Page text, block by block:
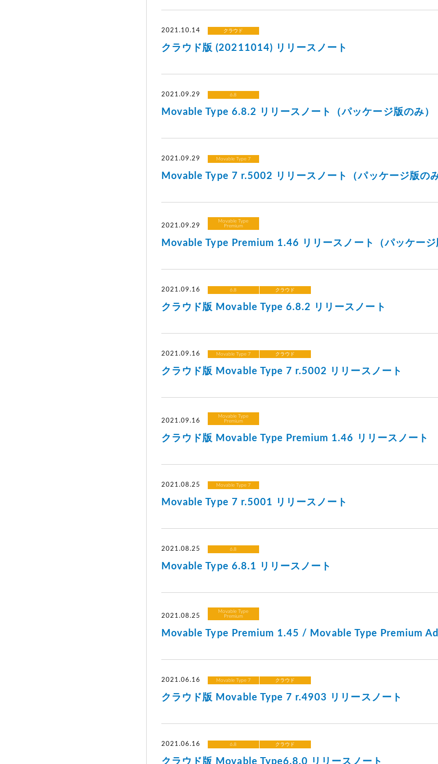
2021.10.14 クラウド
クラウド版 (20211014) リリースノート
2021.09.29 6.8
Movable Type 6.8.2 リリースノート（パッケージ版のみ）
2021.09.29 Movable Type 7
Movable Type 7 r.5002 リリースノート（パッケージ版の
2021.09.29
Movable Type
Premium
Movable Type Premium 1.46 リリースノート（パッケージ
2021.09.16 6.8 クラウド
クラウド版 Movable Type 6.8.2 リリースノート
2021.09.16 Movable Type 7 クラウド
クラウド版 Movable Type 7 r.5002 リリースノート
2021.09.16
Movable Type
Premium
クラウド版 Movable Type Premium 1.46 リリースノート
2021.08.25 Movable Type 7
Movable Type 7 r.5001 リリースノート
2021.08.25 6.8
Movable Type 6.8.1 リリースノート
2021.08.25
Movable Type
Premium
Movable Type Premium 1.45 / Movable Type Premium
2021.06.16 Movable Type 7 クラウド
クラウド版 Movable Type 7 r.4903 リリースノート
2021.06.16 6.8 クラウド
クラウド版 Movable Type6.8.0 リリースノート